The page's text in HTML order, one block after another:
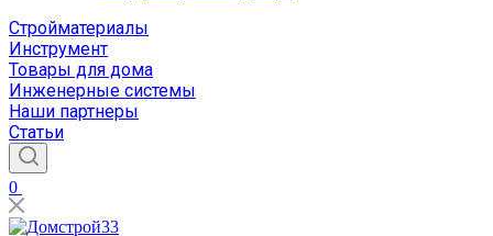
Стройматериалы
Инструмент
Товары для дома
Инженерные системы
Наши партнеры
Статьи
0